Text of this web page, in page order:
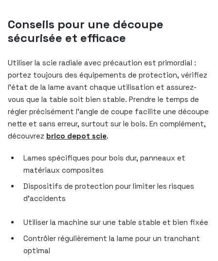
Conseils pour une découpe
sécurisée et efficace
Utiliser la scie radiale avec précaution est primordial :
portez toujours des équipements de protection, vérifiez
l’état de la lame avant chaque utilisation et assurez-
vous que la table soit bien stable. Prendre le temps de
régler précisément l’angle de coupe facilite une découpe
nette et sans erreur, surtout sur le bois. En complément,
découvrez brico depot scie.
Lames spécifiques pour bois dur, panneaux et
matériaux composites
Dispositifs de protection pour limiter les risques
d’accidents
Utiliser la machine sur une table stable et bien fixée
Contrôler régulièrement la lame pour un tranchant
optimal